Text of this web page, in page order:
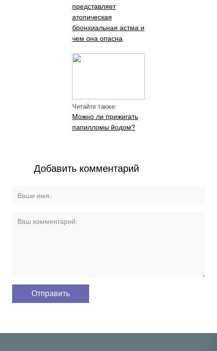
представляет
атопическая
бронхиальная астма и
чем она опасна
Читайте также:
Можно ли прижигать
папилломы йодом?
Добавить комментарий